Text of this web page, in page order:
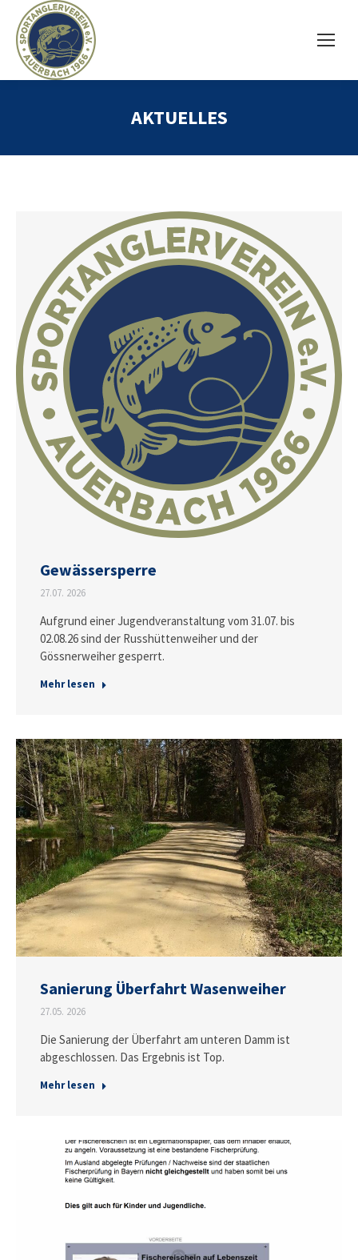
AKTUELLES
Gewässersperre
27.07. 2026
Aufgrund einer Jugendveranstaltung vom 31.07. bis
02.08.26 sind der Russhüttenweiher und der
Gössnerweiher gesperrt.
Mehr lesen
Sanierung Überfahrt Wasenweiher
27.05. 2026
Die Sanierung der Überfahrt am unteren Damm ist
abgeschlossen. Das Ergebnis ist Top.
Mehr lesen